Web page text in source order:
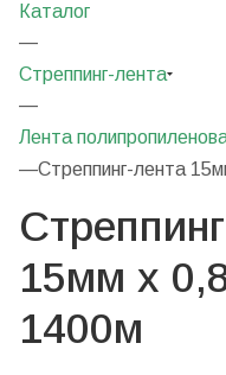
Каталог
—
Стреппинг-лента
—
Лента
—Стреппинг-лента
15мм х
1400м